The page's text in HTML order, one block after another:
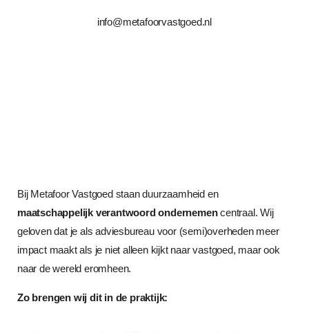
info@metafoorvastgoed.nl
Bij Metafoor Vastgoed staan duurzaamheid en
maatschappelijk verantwoord ondernemencentraal. Wij
geloven dat je als adviesbureau voor (semi)overheden meer
impact maakt als je niet alleen kijkt naar vastgoed, maar ook
naar de wereld eromheen.
Zo brengen wij dit in de praktijk: